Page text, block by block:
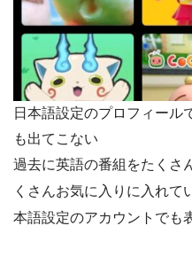
日本語設定のプロフィール
も出てこない
過去に英語の番組をたくさ
くさんお気に入りに入れて
本語設定のアカウントでも